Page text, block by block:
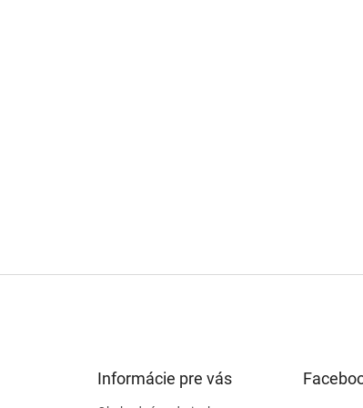
Informácie pre vás